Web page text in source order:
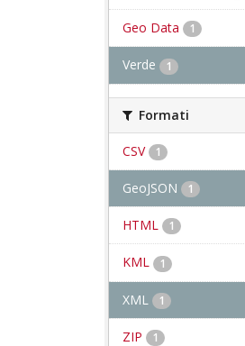
Geo Data 1
Verde 1
Formati
CSV 1
GeoJSON 1
HTML 1
KML 1
XML 1
ZIP 1